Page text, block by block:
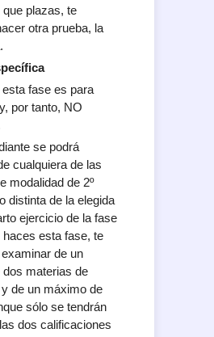
plazas, te
otra prueba, la
fase es para
por tanto, NO
se podrá
cualquiera de las
modalidad de 2º
distinta de la elegida
ejercicio de la fase
haces esta fase, te
de un
materias de
de un máximo de
sólo se tendrán
dos calificaciones